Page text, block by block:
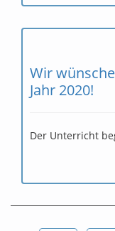
Wir
Jahr 2020!
Der Unterricht